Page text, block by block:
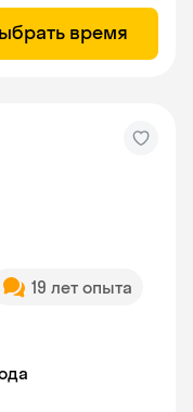
время
19 лет опыта